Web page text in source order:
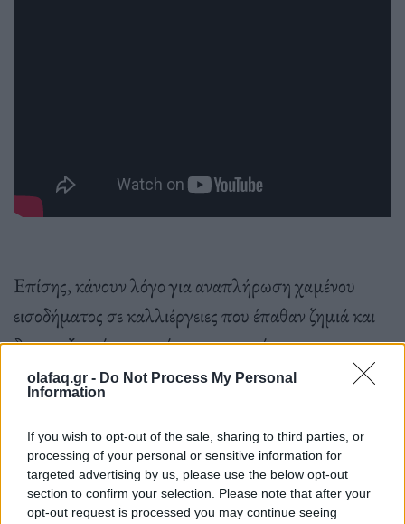
olafaq.gr - Do Not Process My Personal
Information
If you wish to opt-out of the sale, sharing to third parties, or
processing of your personal or sensitive information for
targeted advertising by us, please use the below opt-out
section to confirm your selection. Please note that after your
opt-out request is processed you may continue seeing
Επίσης, κάνουν λόγο για αναπλήρωση χαμένου
εισοδήματος σε καλλιέργειες που έπαθαν ζημιά και
δεν αποζημιώνονται, όπως ο περονόσπορος στα
αμπέλια. Επίσης να μην ισχύσουν οι περιορισμοί
στις καλλιέργειες από την νέα ΚΑΠ και
αναπλήρωση εισοδήματος σε αγροτοκτηνοτρόφους,
ως ότου αποκατασταθεί το εισόδημα από την
παραγωγή και τα ζώα, κά.